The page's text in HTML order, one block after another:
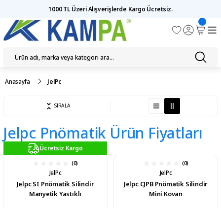
1000 TL Üzeri Alışverişlerde Kargo Ücretsiz.
Anasayfa JelPc
SIRALA
Jelpc Pnömatik Ürün Fiyatları
Ücretsiz Kargo
(0)
JelPc
Jelpc SI Pnömatik Silindir
Manyetik Yastıklı
(0)
JelPc
Jelpc CJPB Pnömatik Silindir
Mini Kovan